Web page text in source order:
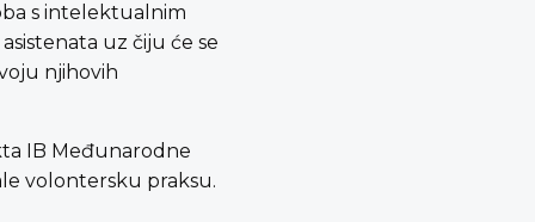
s intelektualnim
uz čiju će se
njihovih
IB Međunarodne
volontersku praksu.